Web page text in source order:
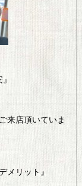
来店頂いていま
メリット』